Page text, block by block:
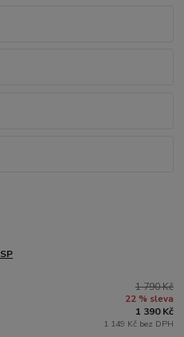
1 790 Kč
22 % sleva
1 390 Kč
1 149 Kč bez DPH